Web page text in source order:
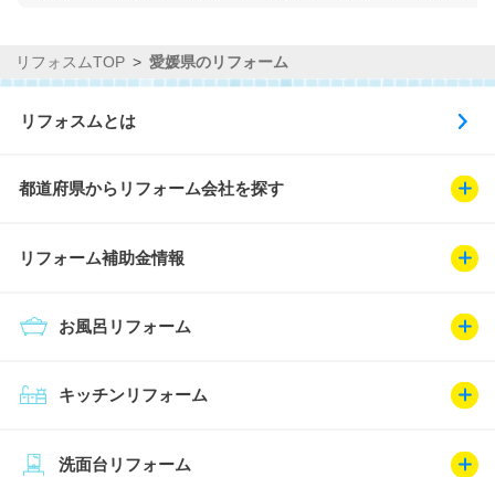
リフォスムTOP 愛媛県のリフォーム
リフォスムとは
都道府県からリフォーム会社を探す
リフォーム補助金情報
キッチンリフォーム
お風呂リフォーム
洗面台リフォーム